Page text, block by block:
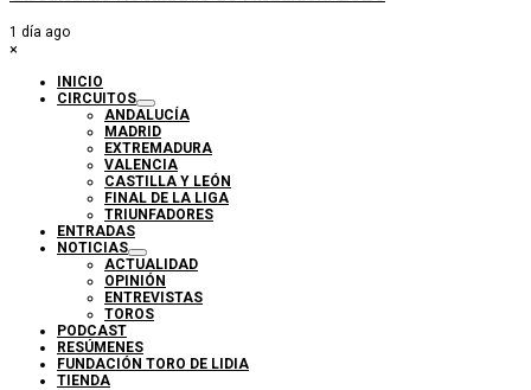
1 día ago
×
INICIO
CIRCUITOS
ANDALUCÍA
MADRID
EXTREMADURA
VALENCIA
CASTILLA Y LEÓN
FINAL DE LA LIGA
TRIUNFADORES
ENTRADAS
NOTICIAS
ACTUALIDAD
OPINIÓN
ENTREVISTAS
TOROS
PODCAST
RESÚMENES
FUNDACIÓN TORO DE LIDIA
TIENDA